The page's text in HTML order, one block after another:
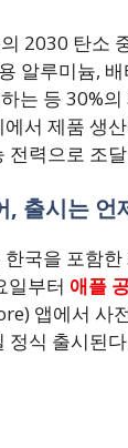
2030 탄소
알루미늄,
는 등 30%
서 제품 생
전력으로 조
, 출시는 언
국을 포함한
일부터 애플
앱에서 사
정식 출시된